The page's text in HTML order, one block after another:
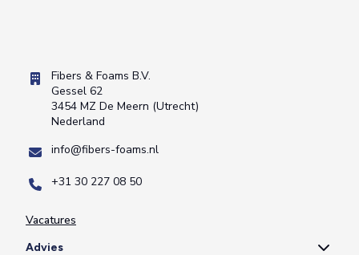
Fibers & Foams B.V.
Gessel 62
3454 MZ De Meern (Utrecht)
Nederland
info@fibers-foams.nl
+31 30 227 08 50
Vacatures
Advies